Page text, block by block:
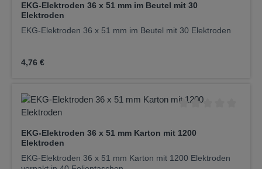
V~ 50/60 Hz; 22VAVakuumbereich von 60-200
mbarVierstufige Einstellung der Vakuumleistung
Druckbereichs- und StatusanzeigeTragarm mit integriertem
außen austauschbarTischhalterung mit Fixierbereich von
mit Bedienteil und Halter; 1x Tischhalterung; 1x Netzkabel;
250ml Elektrodenspray
EKG-Elektroden 36 x 51 mm im Beutel mit 30
Elektroden
EKG-Elektroden 36 x 51 mm im Beutel mit 30 Elektroden
Regulärer Preis:
4,76 €
EKG-Elektroden 36 x 51 mm Karton mit 1200
Elektroden
EKG-Elektroden 36 x 51 mm Karton mit 1200 Elektroden